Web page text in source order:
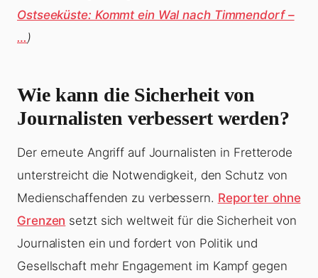
Ostseeküste: Kommt ein Wal nach Timmendorf –
… )
Wie kann die Sicherheit von
Journalisten verbessert werden?
Der erneute Angriff auf Journalisten in Fretterode
unterstreicht die Notwendigkeit, den Schutz von
Medienschaffenden zu verbessern. Reporter ohne
Grenzen setzt sich weltweit für die Sicherheit von
Journalisten ein und fordert von Politik und
Gesellschaft mehr Engagement im Kampf gegen